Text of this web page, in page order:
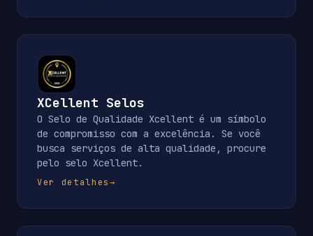
XCellent Selos
O Selo de Qualidade Xcellent é um símbolo
de compromisso com a excelência. Se você
busca serviços de alta qualidade, procure
pelo selo Xcellent.
Ver detalhes→